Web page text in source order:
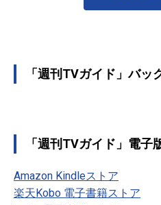
「週刊TVガイド」バッ
「週刊TVガイド」電子
Amazon Kindleストア
楽天Kobo 電子書籍ストア